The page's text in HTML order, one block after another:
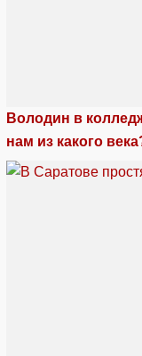
Володин в
нам из какого